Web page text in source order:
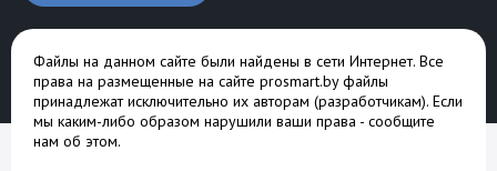
Файлы на данном сайте были найдены в сети Интернет. Все
права на размещенные на сайте prosmart.by файлы
принадлежат исключительно их авторам (разработчикам). Если
мы каким-либо образом нарушили ваши права - сообщите
нам об этом.